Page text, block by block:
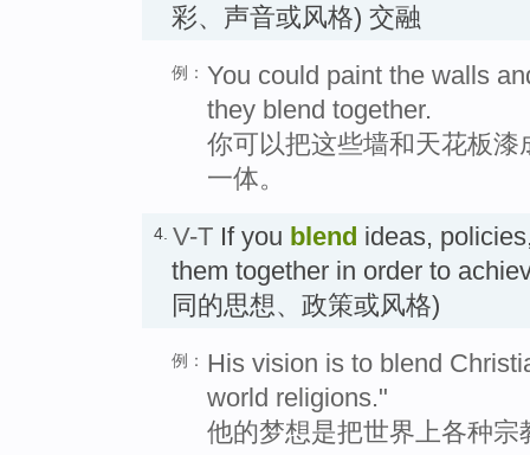
彩、声音或风格) 交融
例： You could paint the walls
they blend together.
你可以把这些墙和天花板
一体。
4. V-T If you blend ideas,
them together in order to
同的思想、政策或风格)
例： His vision is to blend
world religions."
他的梦想是把世界上各种